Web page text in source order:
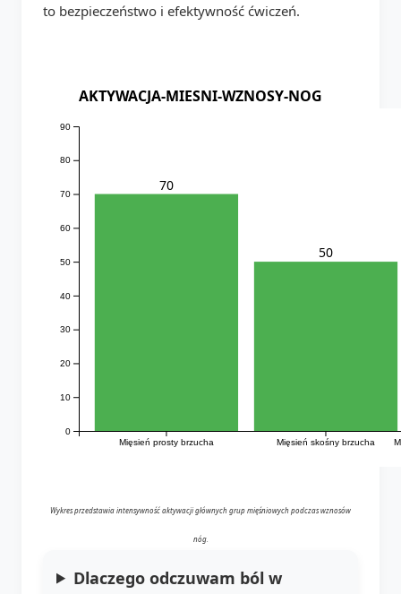
to bezpieczeństwo i efektywność ćwiczeń.
AKTYWACJA-MIESNI-WZNOSY-NOG
Mięsień prosty brzucha Mięsień skośny brzucha
0
10
20
30
40
50
60
70
80
90
70
50
Wykres przedstawia intensywność aktywacji głównych grup mięśniowych podczas wznosów
nóg.
Dlaczego odczuwam ból w